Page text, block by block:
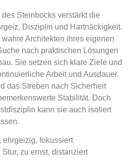
Steinbocks verstärkt die
Disziplin und Hartnäckigkeit.
Architekten ihres eigenen
nach praktischen Lösungen
Sie setzen sich klare Ziele und
Arbeit und Ausdauer.
das Streben nach Sicherheit
Stabilität. Doch
kann sie auch isoliert
ehrgeizig, fokussiert
Stur, zu ernst, distanziert